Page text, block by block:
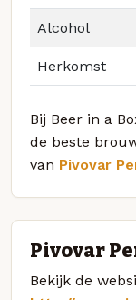
Alcohol
Herkomst
Bij Beer in a
de beste
van Pivovar
Pivovar
Bekijk de